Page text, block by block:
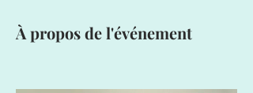
À propos de l'événement